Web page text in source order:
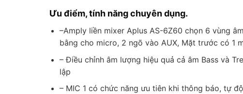
Ưu điểm, tính năng chuyên dụng.
–Amply liền mixer Aplus AS-6Z60 chọn 6 vùng
bằng cho micro, 2 ngõ vào AUX, Mặt trước có 1
– Điều chỉnh âm lượng hiệu quả cả âm Bass và
lập
– MIC 1 có chức năng ưu tiên khi thông báo, tự